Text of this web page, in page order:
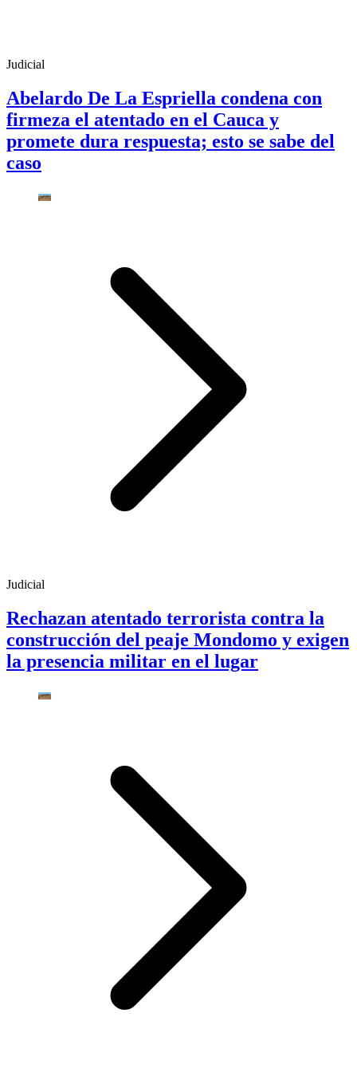
Judicial
Abelardo De La Espriella condena con
firmeza el atentado en el Cauca y
promete dura respuesta; esto se sabe del
caso
Judicial
Rechazan atentado terrorista contra la
construcción del peaje Mondomo y exigen
la presencia militar en el lugar